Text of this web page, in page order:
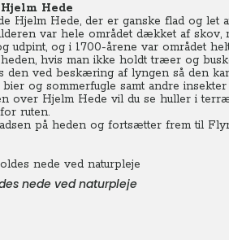
Hede
Hjelm Hede, der er ganske flad og let
var hele området dækket af skov,
udpint, og i 1700-årene var området
hvis man ikke holdt træer og
ved beskæring af lyngen så den
og sommerfugle samt andre
over Hjelm Hede vil du se huller i
ruten.
på heden og fortsætter frem til
nede ved naturpleje